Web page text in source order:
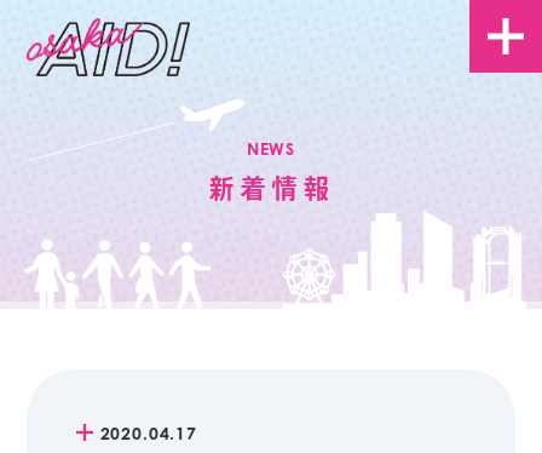
NEWS
新着情報
2020.04.17